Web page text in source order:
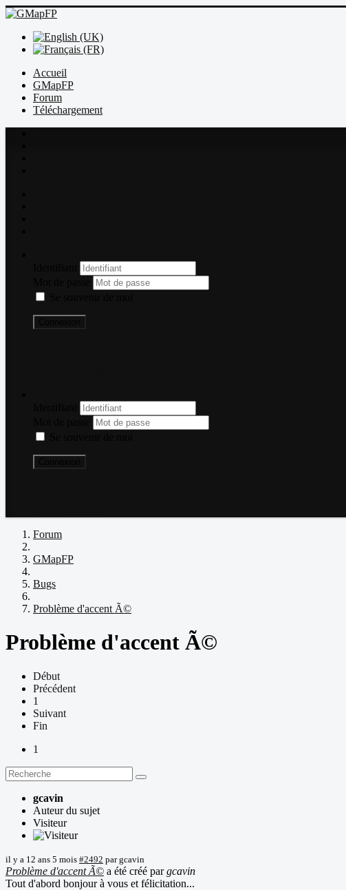
Accueil
GMapFP
Forum
Téléchargement
Forum
GMapFP
Bugs
Problème d'accent Ã©
Problème d'accent Ã©
Début
Précédent
1
Suivant
Fin
1
gcavin
Auteur du sujet
Visiteur
il y a 12 ans 5 mois #2492 pargcavin
Problème d'accent Ã© a été créé pargcavin
Tout d'abord bonjour à vous et félicitation...